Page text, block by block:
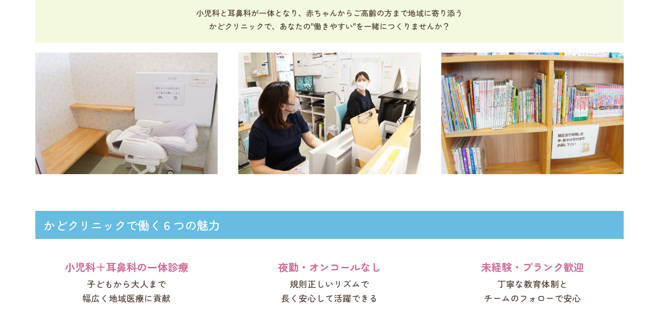
小児科と耳鼻科が一体となり、赤ちゃんからご高齢の方まで地域に寄り添う
かどクリニックで、あなたの"働きやすい"を一緒につくりませんか？
かどクリニックで働く６つの魅力
小児科＋耳鼻科の一体診療
子どもから大人まで
幅広く地域医療に貢献
夜勤・オンコールなし
規則正しいリズムで
長く安心して活躍できる
未経験・ブランク歓迎
丁寧な教育体制と
チームのフォローで安心